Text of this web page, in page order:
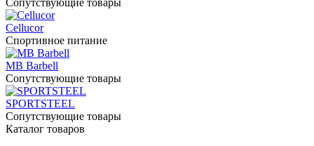
Сопутствующие товары
Cellucor
Спортивное питание
MB Barbell
Сопутствующие товары
SPORTSTEEL
Сопутствующие товары
Каталог товаров